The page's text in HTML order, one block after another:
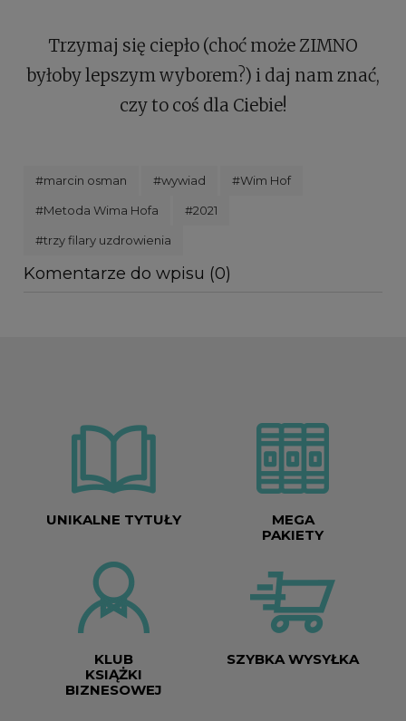
Trzymaj się ciepło (choć może ZIMNO
byłoby lepszym wyborem?) i daj nam znać,
czy to coś dla Ciebie!
#marcin osman #wywiad #Wim Hof
#Metoda Wima Hofa #2021
#trzy filary uzdrowienia
Komentarze do wpisu (0)
UNIKALNE TYTUŁY
MEGA
PAKIETY
KLUB
KSIĄŻKI
BIZNESOWEJ
SZYBKA WYSYŁKA